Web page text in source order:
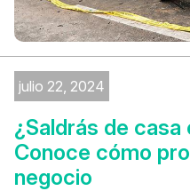
julio 22, 2024
¿Saldrás de
Conoce cómo
negocio